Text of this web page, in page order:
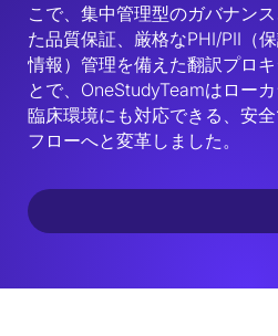
こで、集中管理型のガバナン
た品質保証、厳格なPHI/PII（
情報）管理を備えた翻訳プロ
とで、OneStudyTeamはロー
臨床環境にも対応できる、安
フローへと変革しました。